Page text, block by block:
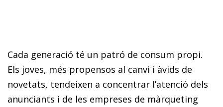
Cada generació té un patró de consum propi.
Els joves, més propensos al canvi i àvids de
novetats, tendeixen a concentrar l’atenció dels
anunciants i de les empreses de màrqueting